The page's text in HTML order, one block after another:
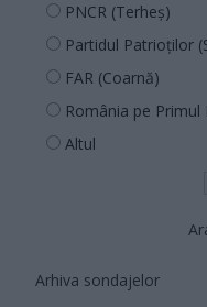
PNCR (Terheș)
Partidul Patrioților
FAR (Coarnă)
România pe Primul
Altul
Arhiva sondajelor